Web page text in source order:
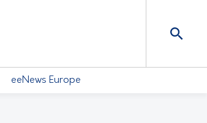
eeNews Europe